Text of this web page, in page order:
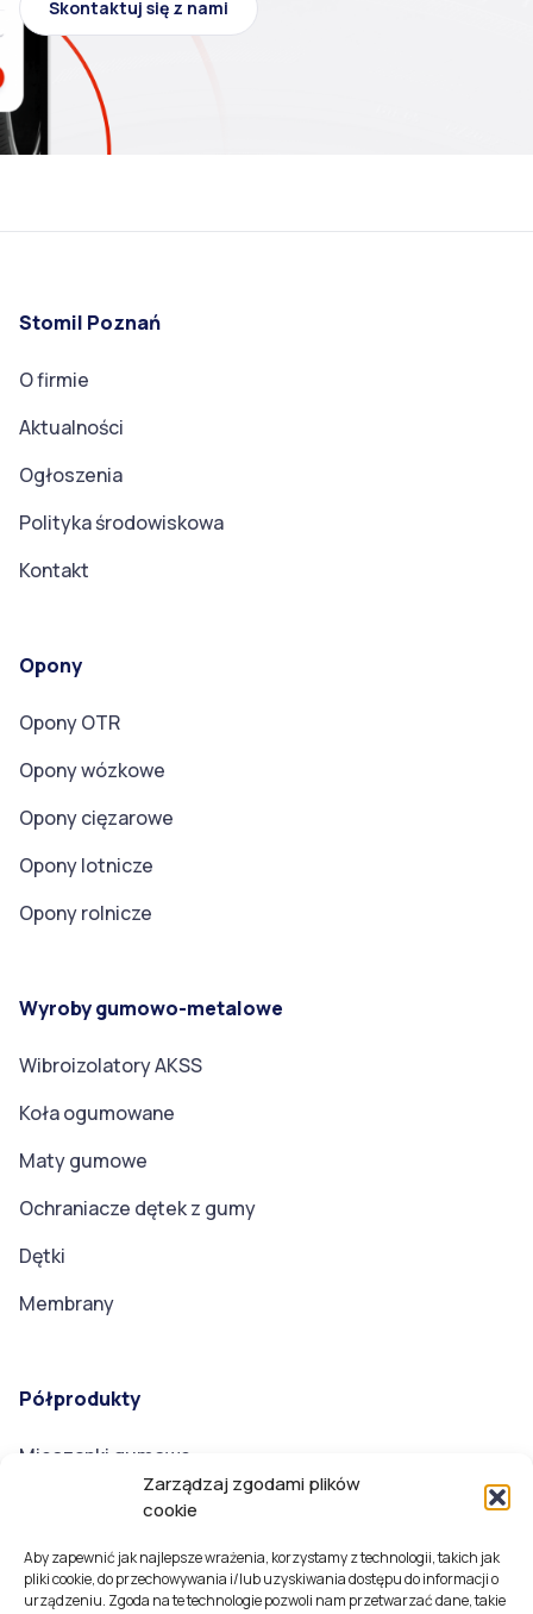
Zarządzaj zgodami plików
cookie
Aby zapewnić jak najlepsze wrażenia, korzystamy z technologii, takich jak
pliki cookie, do przechowywania i/lub uzyskiwania dostępu do informacji o
urządzeniu. Zgoda na te technologie pozwoli nam przetwarzać dane, takie
Skontaktuj się z nami
Stomil Poznań
O firmie
Aktualności
Ogłoszenia
Polityka środowiskowa
Kontakt
Opony
Opony OTR
Opony wózkowe
Opony cięzarowe
Opony lotnicze
Opony rolnicze
Wyroby gumowo-metalowe
Wibroizolatory AKSS
Koła ogumowane
Maty gumowe
Ochraniacze dętek z gumy
Dętki
Membrany
Półprodukty
Mieszanki gumowe
Badania Laboratoryjne mieszanek gumowych i